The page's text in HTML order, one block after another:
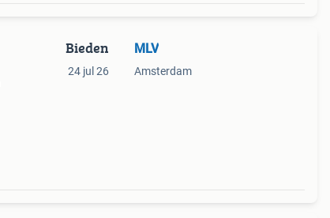
Bieden
24 jul 26
MLV
Amsterdam